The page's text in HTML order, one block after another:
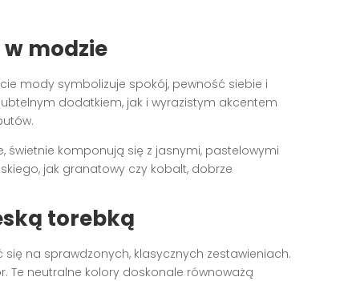
modzie
mody symbolizuje spokój, pewność siebie i
dodatkiem, jak i wyrazistym akcentem
świetnie komponują się z jasnymi, pastelowymi
jak granatowy czy kobalt, dobrze
torebką
na sprawdzonych, klasycznych zestawieniach.
Te neutralne kolory doskonale równoważą